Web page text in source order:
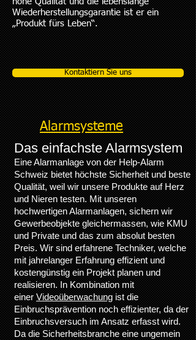
Wiederherstellungsgarantie ist er ein
„Produkt fürs Leben“.
Kontaktiern Sie uns
Alarmsysteme
Das einfachste Alarmsystem
Eine Alarmanlage von der Help-Alarm
Schweiz bietet höchste Sicherheit und beste
Qualität, weil wir unsere Produkte auf Herz
und Nieren testen. Mit unseren
hochwertigen Alarmanlagen, sichern wir
Gewerbeobjekte gleichermassen, wie KMU
und Private und das zum absolut besten
Preis. Wir sind erfahrene Techniker, welche
mit jahrelanger Erfahrung effizient und
kostengünstig ein Projekt planen und
realisieren. In Kombination mit
einer Videoüberwachung ist die
Einbruchsprävention noch effizienter, da der
Einbruchsversuch im Ansatz erfasst wird.
Da die Sicherheitsbranche eine ungemein